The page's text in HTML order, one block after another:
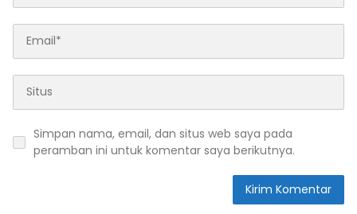
Simpan nama, email, dan situs web saya pada
peramban ini untuk komentar saya berikutnya.